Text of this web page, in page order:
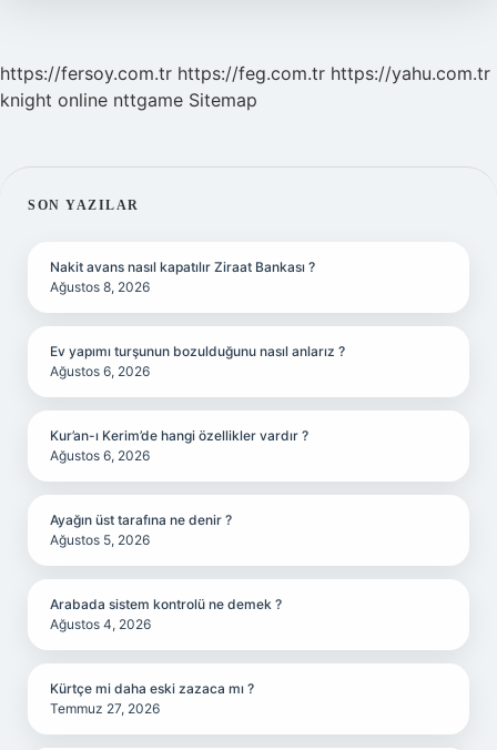
https://fersoy.com.tr https://feg.com.tr https://yahu.com.tr
knight online nttgame Sitemap
SIDEBAR
SON YAZILAR
Nakit avans nasıl kapatılır Ziraat Bankası ?
Ağustos 8, 2026
Ev yapımı turşunun bozulduğunu nasıl anlarız ?
Ağustos 6, 2026
Kur’an-ı Kerim’de hangi özellikler vardır ?
Ağustos 6, 2026
Ayağın üst tarafına ne denir ?
Ağustos 5, 2026
Arabada sistem kontrolü ne demek ?
Ağustos 4, 2026
Kürtçe mi daha eski zazaca mı ?
Temmuz 27, 2026